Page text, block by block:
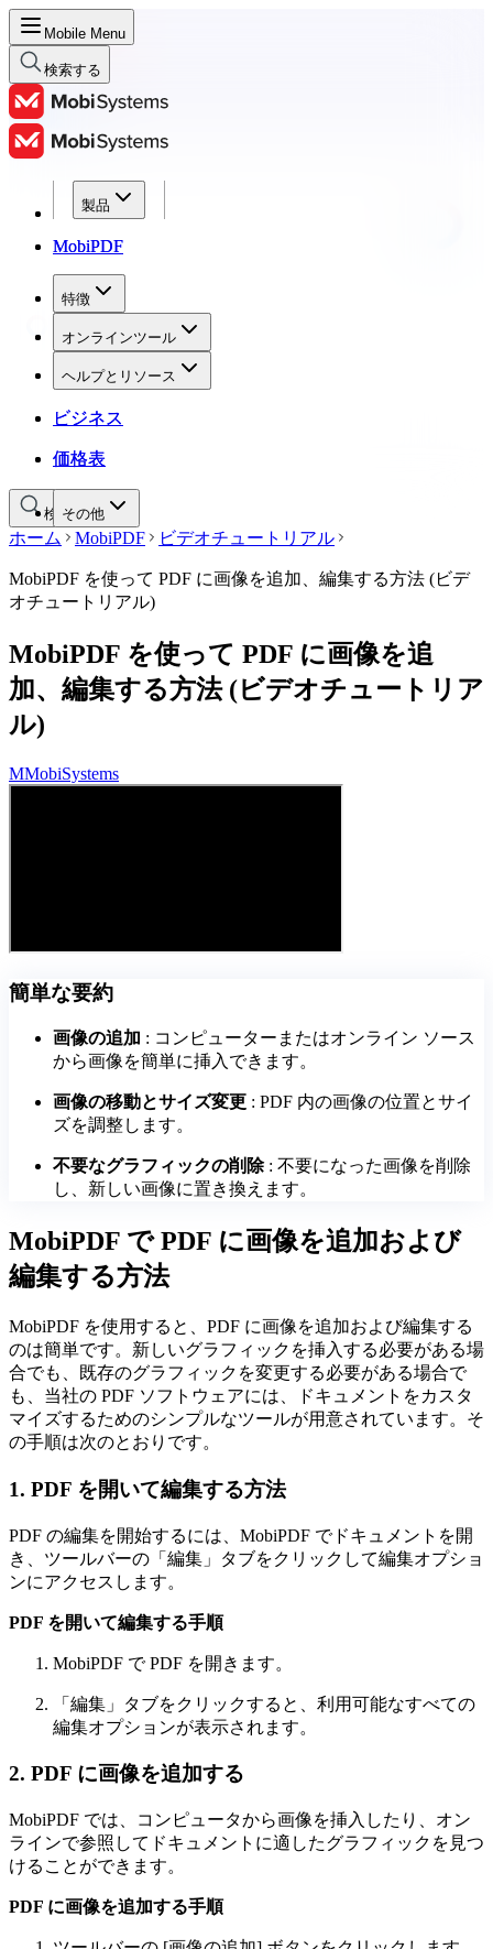
Mobile Menu
検索する
製品
MobiPDF
特徴
オンラインツール
ヘルプとリソース
ビジネス
価格表
その他
製品
MobiPDF
特徴
オンラインツール
ヘルプとリソース
ビジネス
価格表
検索する
ホーム MobiPDF ビデオチュートリアル
MobiPDF を使って PDF に画像を追加、編集する方法 (ビデ
オチュートリアル)
MobiPDF を使って PDF に画像を追
加、編集する方法 (ビデオチュートリア
ル)
MMobiSystems
簡単な要約
画像の追加 : コンピューターまたはオンライン ソース
から画像を簡単に挿入できます。
画像の移動とサイズ変更 : PDF 内の画像の位置とサイ
ズを調整します。
不要なグラフィックの削除: 不要になった画像を削除
し、新しい画像に置き換えます。
MobiPDF で PDF に画像を追加および
編集する方法
MobiPDF を使用すると、PDF に画像を追加および編集する
のは簡単です。新しいグラフィックを挿入する必要がある場
合でも、既存のグラフィックを変更する必要がある場合で
も、当社の PDF ソフトウェアには、ドキュメントをカスタ
マイズするためのシンプルなツールが用意されています。そ
の手順は次のとおりです。
1. PDF を開いて編集する方法
PDF の編集を開始するには、MobiPDF でドキュメントを開
き、ツールバーの「編集」タブをクリックして編集オプショ
ンにアクセスします。
PDF を開いて編集する手順
MobiPDF で PDF を開きます。
「編集」タブをクリックすると、利用可能なすべての
編集オプションが表示されます。
2. PDF に画像を追加する
MobiPDF では、コンピュータから画像を挿入したり、オン
ラインで参照してドキュメントに適したグラフィックを見つ
けることができます。
PDF に画像を追加する手順